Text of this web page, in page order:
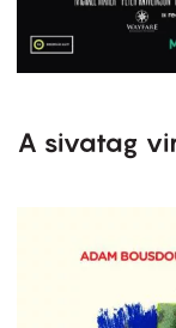
A sivatag